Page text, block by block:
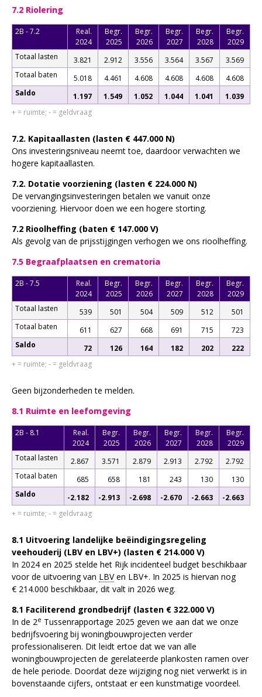
7.2 Riolering
2B - 7.2
Real.
2024
Begr.
2025
Begr.
2026
Begr.
2027
Begr.
2028
Begr.
2029
Totaal lasten
3.821 2.912 3.556 3.564 3.567
3.569
Totaal baten
5.018 4.461 4.608 4.608 4.608
4.608
Saldo
1.197 1.549 1.052 1.044 1.041
1.039
+ = ruimte; - = geldvraag
7.2. Kapitaallasten (lasten € 447.000 N)
Ons investeringsniveau neemt toe, daardoor verwachten we
hogere kapitaallasten.
7.2. Dotatie voorziening (lasten € 224.000 N)
De vervangingsinvesteringen betalen we vanuit onze
voorziening. Hiervoor doen we een hogere storting.
7.2 Rioolheffing (baten € 147.000 V)
Als gevolg van de prijsstijgingen verhogen we ons rioolheffing.
7.5 Begraafplaatsen en crematoria
2B - 7.5
Real.
2024
Begr.
2025
Begr.
2026
Begr.
2027
Begr.
2028
Begr.
2029
Totaal lasten
539 501 504 509 512
501
Totaal baten
611 627 668 691 715
723
Saldo
72 126 164 182 202
222
+ = ruimte; - = geldvraag
Geen bijzonderheden te melden.
8.1 Ruimte en leefomgeving
2B - 8.1
Real.
2024
Begr.
2025
Begr.
2026
Begr.
2027
Begr.
2028
Begr.
2029
Totaal lasten
2.867 3.571 2.879 2.913 2.792
2.792
Totaal baten
685 658 181 243 130
130
Saldo
-2.182 -2.913 -2.698 -2.670 -2.663
-2.663
+ = ruimte; - = geldvraag
8.1 Uitvoering landelijke beëindigingsregeling
veehouderij (LBV en LBV+) (lasten € 214.000 V)
In 2024 en 2025 stelde het Rijk incidenteel budget beschikbaar
voor de uitvoering van LBVen LBV+. In 2025 is hiervan nog
€ 214.000 beschikbaar, dit valt in 2026 weg.
8.1 Faciliterend grondbedrijf (lasten € 322.000 V)
In de 2e Tussenrapportage 2025 geven we aan dat we onze
bedrijfsvoering bij woningbouwprojecten verder
professionaliseren. Dit leidt ertoe dat we van alle
woningbouwprojecten de gerelateerde plankosten ramen over
de hele periode. Doordat deze wijziging nog niet verwerkt is in
bovenstaande cijfers, ontstaat er een kunstmatige voordeel.